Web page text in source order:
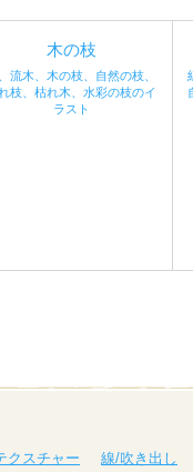
木の枝
流木、木の枝、自然の枝、
枝、枯れ木、水彩の枝のイ
ラスト
クスチャー
線/吹き出し